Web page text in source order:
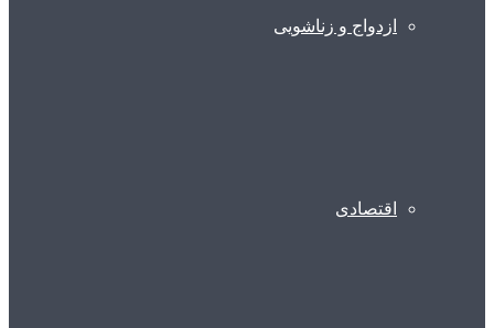
ازدواج و زناشویی
اقتصادی